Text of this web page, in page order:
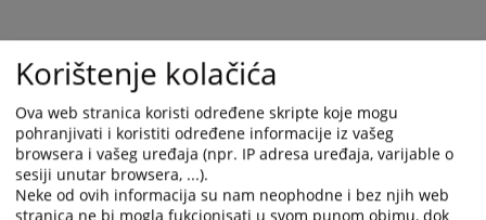
Trenutno nema vijesti
Korištenje kolačića
Ova web stranica koristi određene skripte koje mogu
pohranjivati i koristiti određene informacije iz vašeg
browsera i vašeg uređaja (npr. IP adresa uređaja, varijable o
sesiji unutar browsera, ...).
Neke od ovih informacija su nam neophodne i bez njih web
stranica ne bi mogla fukcionisati u svom punom obimu, dok